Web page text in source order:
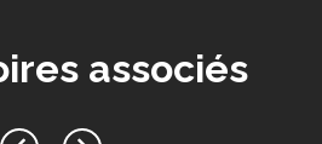
associés